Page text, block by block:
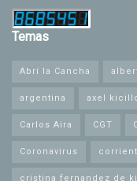
Temas
Abrí la Cancha
argentina axel
Carlos Aira CGT
Coronavirus
cristina fernandez de